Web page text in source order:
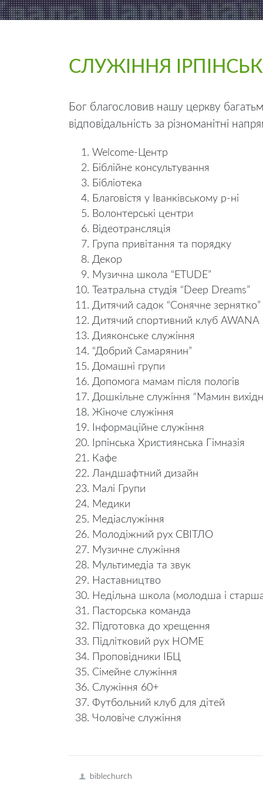
СЛУЖІННЯ
Бог благословив нашу церкву
відповідальність за різноманітні
Welcome-Центр
Біблійне консультування
Бібліотека
Благовістя у Іванківському р-ні
Волонтерські центри
Відеотрансляція
Група привітання та порядку
Декор
Музична школа “ETUDE”
Театральна студія “Deep Dreams”
Дитячий садок “Сонячне зернятко”
Дитячий спортивний клуб AWANA
Дияконське служіння
“Добрий Самарянин”
Домашні групи
Допомога мамам після пологів
Дошкільне служіння “Мамин
Жіноче служіння
Інформаційне служіння
Ірпінська Християнська Гімназія
Кафе
Ландшафтний дизайн
Малі Групи
Медики
Медіаслужіння
Молодіжний рух СВІТЛО
Музичне служіння
Мультимедіа та звук
Наставництво
Недільна школа (молодша і
Пасторська команда
Підготовка до хрещення
Підлітковий рух HOME
Проповідники ІБЦ
Сімейне служіння
Служіння 60+
Футбольний клуб для дітей
Чоловіче служіння
biblechurch